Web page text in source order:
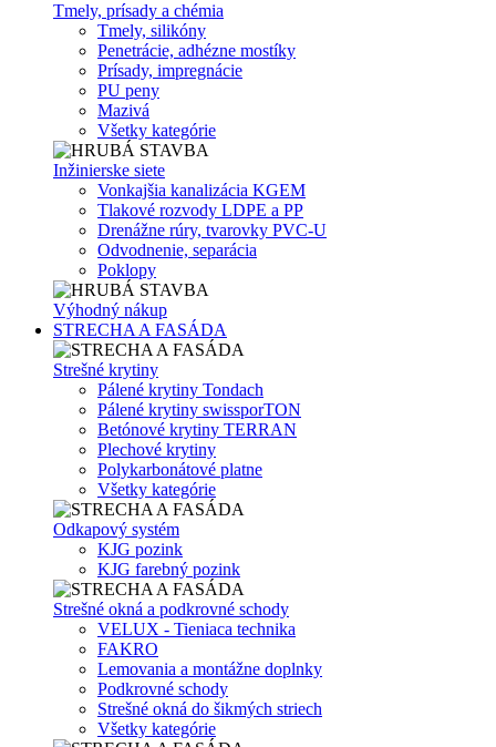
Tmely, prísady a chémia
Tmely, silikóny
Penetrácie, adhézne mostíky
Prísady, impregnácie
PU peny
Mazivá
Všetky kategórie
Inžinierske siete
Vonkajšia kanalizácia KGEM
Tlakové rozvody LDPE a PP
Drenážne rúry, tvarovky PVC-U
Odvodnenie, separácia
Poklopy
Výhodný nákup
STRECHA A FASÁDA
Strešné krytiny
Pálené krytiny Tondach
Pálené krytiny swissporTON
Betónové krytiny TERRAN
Plechové krytiny
Polykarbonátové platne
Všetky kategórie
Odkapový systém
KJG pozink
KJG farebný pozink
Strešné okná a podkrovné schody
VELUX - Tieniaca technika
FAKRO
Lemovania a montážne doplnky
Podkrovné schody
Strešné okná do šikmých striech
Všetky kategórie